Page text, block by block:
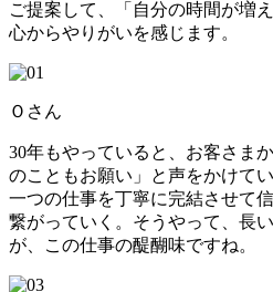
ご提案して、「自分の時間が増
心からやりがいを感じます。
Ｏさん
30年もやっていると、お客さま
のこともお願い」と声をかけて
一つの仕事を丁寧に完結させて
繋がっていく。そうやって、長
が、この仕事の醍醐味ですね。